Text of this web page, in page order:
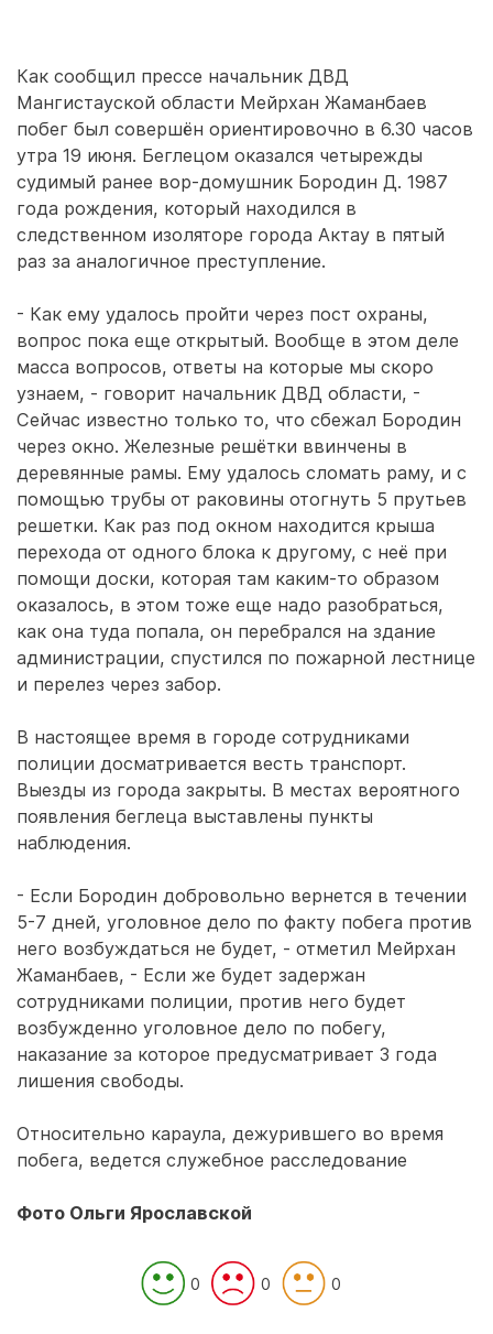
Как сообщил прессе начальник ДВД
Мангистауской области Мейрхан Жаманбаев
побег был совершён ориентировочно в 6.30 часов
утра 19 июня. Беглецом оказался четырежды
судимый ранее вор-домушник Бородин Д. 1987
года рождения, который находился в
следственном изоляторе города Актау в пятый
раз за аналогичное преступление.
- Как ему удалось пройти через пост охраны,
вопрос пока еще открытый. Вообще в этом деле
масса вопросов, ответы на которые мы скоро
узнаем, - говорит начальник ДВД области, -
Сейчас известно только то, что сбежал Бородин
через окно. Железные решётки ввинчены в
деревянные рамы. Ему удалось сломать раму, и с
помощью трубы от раковины отогнуть 5 прутьев
решетки. Как раз под окном находится крыша
перехода от одного блока к другому, с неё при
помощи доски, которая там каким-то образом
оказалось, в этом тоже еще надо разобраться,
как она туда попала, он перебрался на здание
администрации, спустился по пожарной лестнице
и перелез через забор.
В настоящее время в городе сотрудниками
полиции досматривается весть транспорт.
Выезды из города закрыты. В местах вероятного
появления беглеца выставлены пункты
наблюдения.
- Если Бородин добровольно вернется в течении
5-7 дней, уголовное дело по факту побега против
него возбуждаться не будет, - отметил Мейрхан
Жаманбаев, - Если же будет задержан
сотрудниками полиции, против него будет
возбужденно уголовное дело по побегу,
наказание за которое предусматривает 3 года
лишения свободы.
Относительно караула, дежурившего во время
побега, ведется служебное расследование
Фото Ольги Ярославской
0 0 0